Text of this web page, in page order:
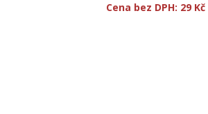
Cena bez DPH: 29 Kč